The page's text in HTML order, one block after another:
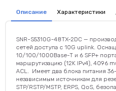
Описание Характеристики
SNR-S5310G-48TX-2DC —
сетей доступа с 10G uplink.
10/100/1000Base-T и 6 SFP+
маршрутизацию (12K IPv4), 4096
ACL. Имеет два блока питания
независимым источникам для
STP/RSTP/MSTP, ERPS, QoS,